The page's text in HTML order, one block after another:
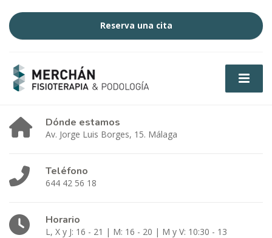
Reserva una cita
Dónde estamos
Av. Jorge Luis Borges, 15. Málaga
Teléfono
644 42 56 18
Horario
L, X y J: 16 - 21 | M: 16 - 20 | M y V: 10:30 - 13